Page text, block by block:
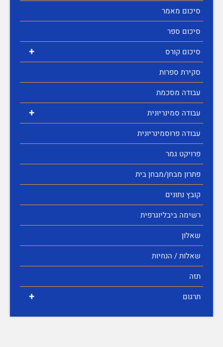
סיכום מאמר
סיכום ספר
+
סיכום קורס
סקירת ספרות
עבודה מסכמת
+
עבודה סמינריונית
עבודה פרוסמינריונית
פרויקט גמר
פתרון מבחן/מבחן בית
קובץ נתונים
רשימה ביבליוגרפית
שאלון
שאלות / הנחיות
תזה
+ תרגום